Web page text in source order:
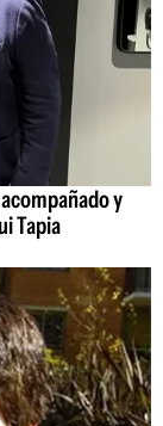
y
Tapia